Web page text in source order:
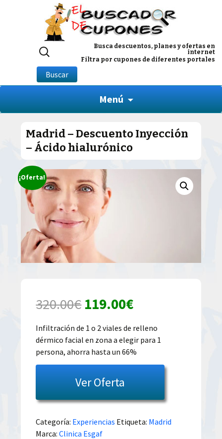
Busca descuentos, planes y ofertas en
internet
Filtra por cupones de diferentes portales
Buscar
por:
Buscar
Menú
Madrid – Descuento Inyección
– Ácido hialurónico
¡Oferta!
320.00€ El
precio
original
era:
320.00€.
119.00€El
precio
actual
es:
119.00€.
Infiltración de 1 o 2 viales de relleno
dérmico facial en zona a elegir para 1
persona, ahorra hasta un 66%
Ver Oferta
Categoría: Experiencias Etiqueta: Madrid
Marca:Clinica Esgaf